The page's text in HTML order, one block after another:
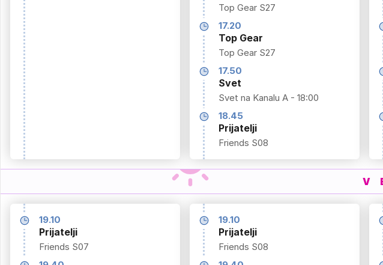
Top Gear S27
17.20
Top Gear
Top Gear S27
17.50
Svet
Svet na Kanalu A - 18:00
18.45
Prijatelji
Friends S08
19.10
Prijatelji
Friends S07
19.10
Prijatelji
Friends S08